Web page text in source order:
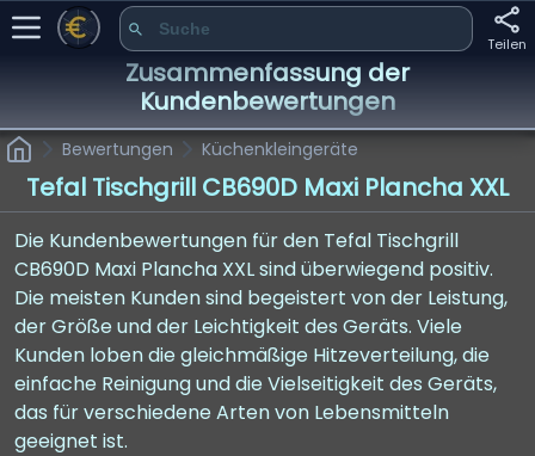
Teilen
Zusammenfassung der
Kundenbewertungen
Bewertungen Küchenkleingeräte
Tefal Tischgrill CB690D Maxi Plancha XXL
Die Kundenbewertungen für den Tefal Tischgrill
CB690D Maxi Plancha XXL sind überwiegend positiv.
Die meisten Kunden sind begeistert von der Leistung,
der Größe und der Leichtigkeit des Geräts. Viele
Kunden loben die gleichmäßige Hitzeverteilung, die
einfache Reinigung und die Vielseitigkeit des Geräts,
das für verschiedene Arten von Lebensmitteln
geeignet ist.